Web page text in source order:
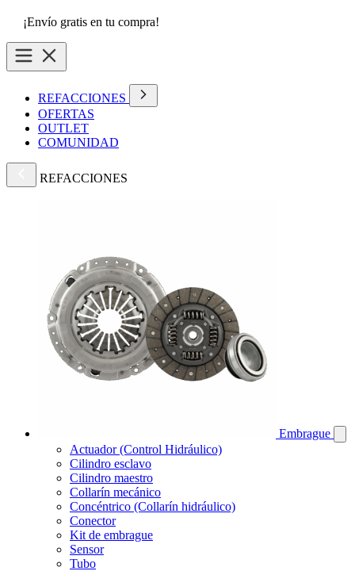
¡Envío gratis en tu compra!
REFACCIONES
OFERTAS
OUTLET
COMUNIDAD
REFACCIONES
Embrague
Actuador (Control Hidráulico)
Cilindro esclavo
Cilindro maestro
Collarín mecánico
Concéntrico (Collarín hidráulico)
Conector
Kit de embrague
Sensor
Tubo